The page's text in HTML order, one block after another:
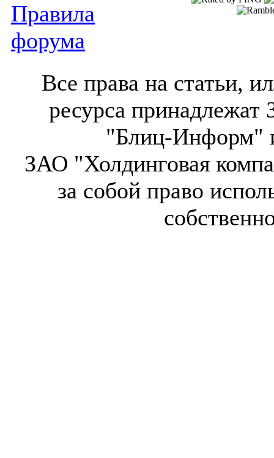
Правила
форума
Все права на статьи,
ресурса
"Блиц-Информ"
ЗАО "Холдинговая
за собой право